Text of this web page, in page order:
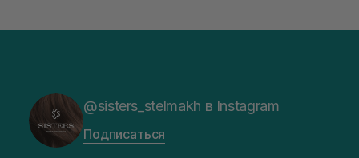
@sisters_stelmakh в Instagram
Подписаться